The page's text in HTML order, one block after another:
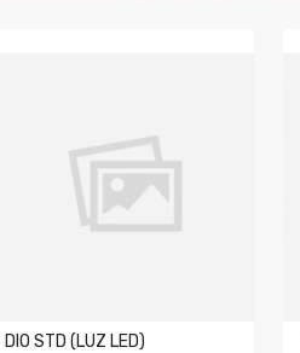
DIO STD (LUZ LED)